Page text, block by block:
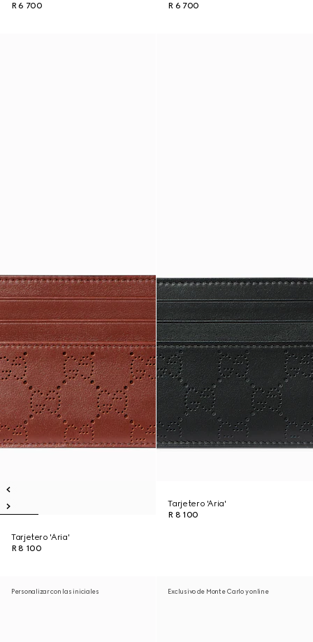
R 6 700 R 6 700
Tarjetero 'Aria'
R 8 100
Tarjetero 'Aria'
R 8 100
Personalizar con las iniciales Exclusivo de Monte Carlo y online